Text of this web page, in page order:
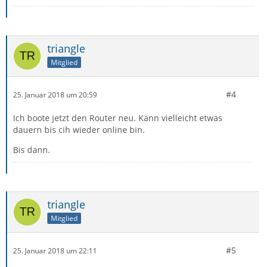
triangle
Mitglied
25. Januar 2018 um 20:59 #4
Ich boote jetzt den Router neu. Kann vielleicht etwas
dauern bis cih wieder online bin.
Bis dann.
triangle
Mitglied
25. Januar 2018 um 22:11 #5